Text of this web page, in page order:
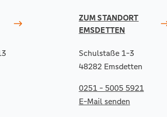
ZUM STANDORT
EMSDETTEN
Schulstaße 1-3
48282 Emsdetten
0251 - 5005 5921
E-Mail senden